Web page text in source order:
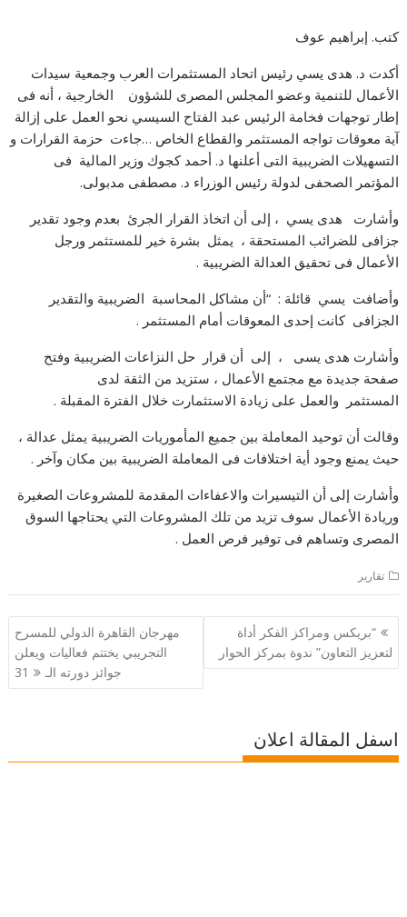
كتب. إبراهيم عوف
أكدت د. هدى يسي رئيس اتحاد المستثمرات العرب وجمعية سيدات
الأعمال للتنمية وعضو المجلس المصرى للشؤون الخارجية ، أنه فى
إطار توجهات فخامة الرئيس عبد الفتاح السيسي نحو العمل على إزالة
آية معوقات تواجه المستثمر والقطاع الخاص …جاءت حزمة القرارات و
التسهيلات الضريبية التى أعلنها د. أحمد كجوك وزير المالية فى
المؤتمر الصحفى لدولة رئيس الوزراء د. مصطفى مدبولى.
وأشارت هدى يسي ، إلى أن اتخاذ القرار الجرئ بعدم وجود تقدير
جزافى للضرائب المستحقة ، يمثل بشرة خير للمستثمر ورجل
الأعمال فى تحقيق العدالة الضريبية .
وأضافت يسي قائلة : “أن مشاكل المحاسبة الضريبية والتقدير
الجزافى كانت إحدى المعوقات أمام المستثمر .
وأشارت هدى يسى ، إلى أن قرار حل النزاعات الضريبية وفتح
صفحة جديدة مع مجتمع الأعمال ، ستزيد من الثقة لدى
المستثمر والعمل على زيادة الاستثمارت خلال الفترة المقبلة .
وقالت أن توحيد المعاملة بين جميع المأموريات الضريبية يمثل عدالة ،
حيث يمنع وجود أية اختلافات فى المعاملة الضريبية بين مكان وآخر .
وأشارت إلى أن التيسيرات والاعفاءات المقدمة للمشروعات الصغيرة
وريادة الأعمال سوف تزيد من تلك المشروعات التي يحتاجها السوق
المصرى وتساهم فى توفير فرص العمل .
تقارير
تصفّح
المقالات
“بريكس ومراكز الفكر أداة
لتعزيز التعاون” ندوة بمركز الحوار
مهرجان القاهرة الدولي للمسرح
التجريبي يختتم فعاليات ويعلن
جوائز دورته الـ31
اسفل المقالة اعلان